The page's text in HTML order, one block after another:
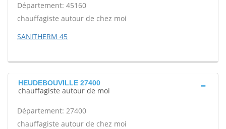
Département: 45160
chauffagiste autour de chez moi
SANITHERM 45
HEUDEBOUVILLE 27400
chauffagiste autour de moi
Département: 27400
chauffagiste autour de chez moi